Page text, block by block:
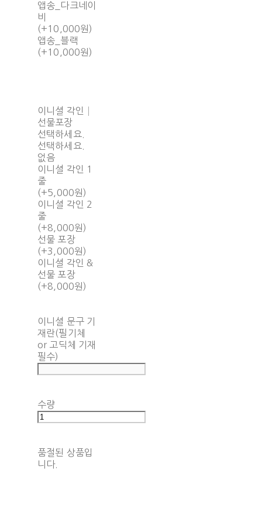
앱송_다크네이
비
(+10,000원)
앱송_블랙
(+10,000원)
이니셜 각인│
선물포장
선택하세요.
선택하세요.
없음
이니셜 각인 1
줄
(+5,000원)
이니셜 각인 2
줄
(+8,000원)
선물 포장
(+3,000원)
이니셜 각인 &
선물 포장
(+8,000원)
이니셜 문구 기
재란(필기체
or 고딕체 기재
필수)
수량
품절된 상품입
니다.